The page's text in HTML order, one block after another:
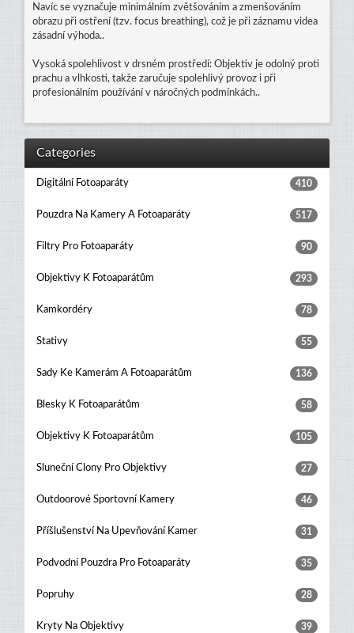
Navíc se vyznačuje minimálním zvětšováním a zmenšováním
obrazu při ostření (tzv. focus breathing), což je při záznamu videa
zásadní výhoda..
Vysoká spolehlivost v drsném prostředí: Objektiv je odolný proti
prachu a vlhkosti, takže zaručuje spolehlivý provoz i při
profesionálním používání v náročných podmínkách..
Categories
Digitální Fotoaparáty 410
Pouzdra Na Kamery A Fotoaparáty 517
Filtry Pro Fotoaparáty 90
Objektivy K Fotoaparátům 293
Kamkordéry 78
Stativy 55
Sady Ke Kamerám A Fotoaparátům 136
Blesky K Fotoaparátům 58
Objektivy K Fotoaparátům 105
Sluneční Clony Pro Objektivy 27
Outdoorové Sportovní Kamery 46
Příšlušenství Na Upevňování Kamer 31
Podvodní Pouzdra Pro Fotoaparáty 35
Popruhy 28
Kryty Na Objektivy 39